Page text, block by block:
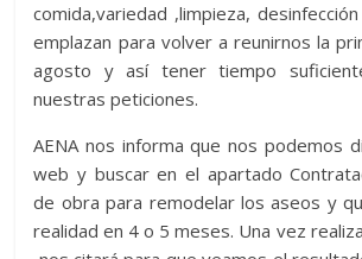
comida,variedad ,limpieza,
emplazan para volver a reunirnos la
agosto y así tener tiempo
nuestras peticiones.
AENA nos informa que nos podemos
web y buscar en el apartado
de obra para remodelar los aseos y
realidad en 4 o 5 meses. Una vez